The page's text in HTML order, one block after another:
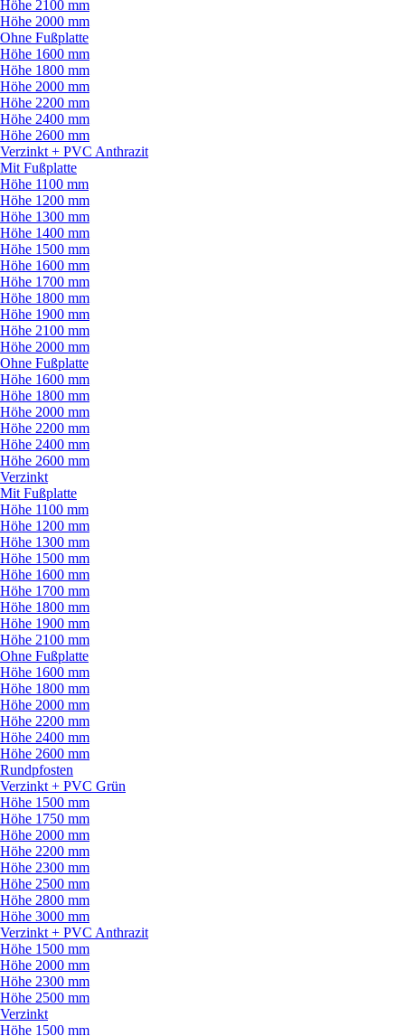
Höhe 2100 mm
Höhe 2000 mm
Ohne Fußplatte
Höhe 1600 mm
Höhe 1800 mm
Höhe 2000 mm
Höhe 2200 mm
Höhe 2400 mm
Höhe 2600 mm
Verzinkt + PVC Anthrazit
Mit Fußplatte
Höhe 1100 mm
Höhe 1200 mm
Höhe 1300 mm
Höhe 1400 mm
Höhe 1500 mm
Höhe 1600 mm
Höhe 1700 mm
Höhe 1800 mm
Höhe 1900 mm
Höhe 2100 mm
Höhe 2000 mm
Ohne Fußplatte
Höhe 1600 mm
Höhe 1800 mm
Höhe 2000 mm
Höhe 2200 mm
Höhe 2400 mm
Höhe 2600 mm
Verzinkt
Mit Fußplatte
Höhe 1100 mm
Höhe 1200 mm
Höhe 1300 mm
Höhe 1500 mm
Höhe 1600 mm
Höhe 1700 mm
Höhe 1800 mm
Höhe 1900 mm
Höhe 2100 mm
Ohne Fußplatte
Höhe 1600 mm
Höhe 1800 mm
Höhe 2000 mm
Höhe 2200 mm
Höhe 2400 mm
Höhe 2600 mm
Rundpfosten
Verzinkt + PVC Grün
Höhe 1500 mm
Höhe 1750 mm
Höhe 2000 mm
Höhe 2200 mm
Höhe 2300 mm
Höhe 2500 mm
Höhe 2800 mm
Höhe 3000 mm
Verzinkt + PVC Anthrazit
Höhe 1500 mm
Höhe 2000 mm
Höhe 2300 mm
Höhe 2500 mm
Verzinkt
Höhe 1500 mm